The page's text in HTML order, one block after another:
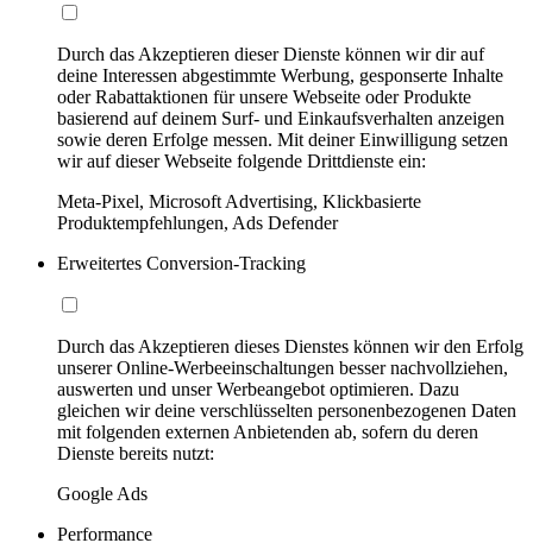
Durch das Akzeptieren dieser Dienste können wir dir auf
deine Interessen abgestimmte Werbung, gesponserte Inhalte
oder Rabattaktionen für unsere Webseite oder Produkte
basierend auf deinem Surf- und Einkaufsverhalten anzeigen
sowie deren Erfolge messen. Mit deiner Einwilligung setzen
wir auf dieser Webseite folgende Drittdienste ein:
Meta-Pixel, Microsoft Advertising, Klickbasierte
Produktempfehlungen, Ads Defender
Erweitertes Conversion-Tracking
Durch das Akzeptieren dieses Dienstes können wir den Erfolg
unserer Online-Werbeeinschaltungen besser nachvollziehen,
auswerten und unser Werbeangebot optimieren. Dazu
gleichen wir deine verschlüsselten personenbezogenen Daten
mit folgenden externen Anbietenden ab, sofern du deren
Dienste bereits nutzt:
Google Ads
Performance